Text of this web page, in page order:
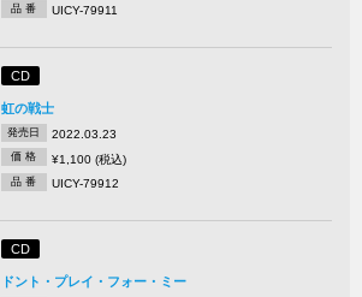
品 番 UICY-79911
CD
虹の戦士
発売日 2022.03.23
価 格 ¥1,100 (税込)
品 番 UICY-79912
CD
ドント・プレイ・フォー・ミー